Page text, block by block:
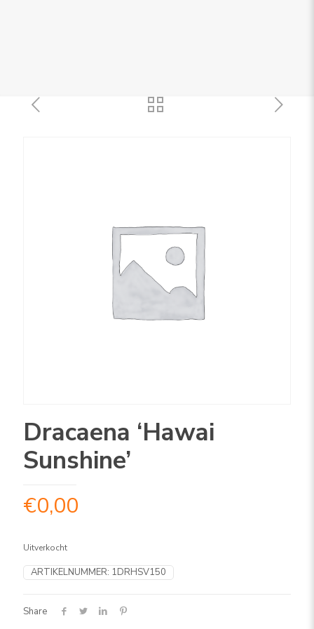
Dracaena ‘Hawai
Sunshine’
€0,00
Uitverkocht
ARTIKELNUMMER: 1DRHSV150
Share